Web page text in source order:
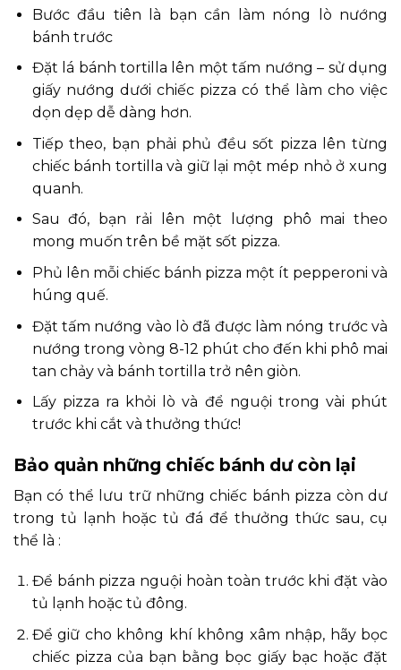
Bước đầu tiên là bạn cần làm nóng lò nướng
bánh trước
Đặt lá bánh tortilla lên một tấm nướng – sử dụng
giấy nướng dưới chiếc pizza có thể làm cho việc
dọn dẹp dễ dàng hơn.
Tiếp theo, bạn phải phủ đều sốt pizza lên từng
chiếc bánh tortilla và giữ lại một mép nhỏ ở xung
quanh.
Sau đó, bạn rải lên một lượng phô mai theo
mong muốn trên bề mặt sốt pizza.
Phủ lên mỗi chiếc bánh pizza một ít pepperoni và
húng quế.
Đặt tấm nướng vào lò đã được làm nóng trước và
nướng trong vòng 8-12 phút cho đến khi phô mai
tan chảy và bánh tortilla trở nên giòn.
Lấy pizza ra khỏi lò và để nguội trong vài phút
trước khi cắt và thưởng thức!
Bảo quản những chiếc bánh dư còn lại
Bạn có thể lưu trữ những chiếc bánh pizza còn dư
trong tủ lạnh hoặc tủ đá để thưởng thức sau, cụ
thể là :
Để bánh pizza nguội hoàn toàn trước khi đặt vào
tủ lạnh hoặc tủ đông.
Để giữ cho không khí không xâm nhập, hãy bọc
chiếc pizza của bạn bằng bọc giấy bạc hoặc đặt